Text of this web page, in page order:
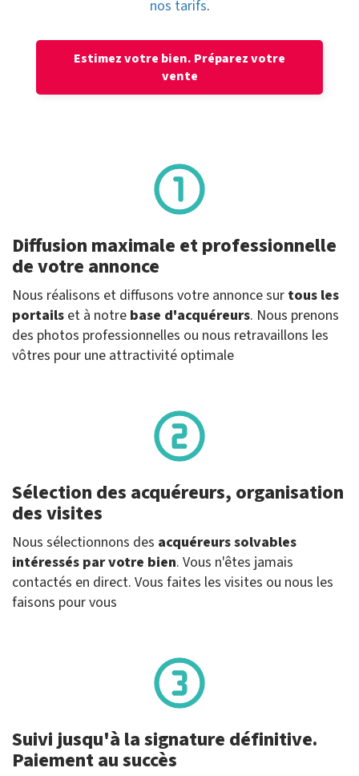
nos tarifs.
Estimez votre bien. Préparez votre
vente
Diffusion maximale et professionnelle
de votre annonce
Nous réalisons et diffusons votre annonce sur tous les
portails et à notre base d'acquéreurs. Nous prenons
des photos professionnelles ou nous retravaillons les
vôtres pour une attractivité optimale
Sélection des acquéreurs, organisation
des visites
Nous sélectionnons des acquéreurs solvables
intéressés par votre bien. Vous n'êtes jamais
contactés en direct. Vous faites les visites ou nous les
faisons pour vous
Suivi jusqu'à la signature définitive.
Paiement au succès